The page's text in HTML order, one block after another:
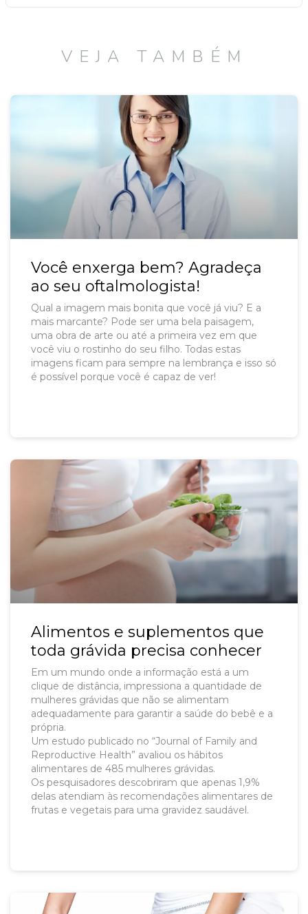
VEJA TAMBÉM
Você enxerga bem? Agradeça
ao seu oftalmologista!
Qual a imagem mais bonita que você já viu? E a
mais marcante? Pode ser uma bela paisagem,
uma obra de arte ou até a primeira vez em que
você viu o rostinho do seu filho. Todas estas
imagens ficam para sempre na lembrança e isso só
é possível porque você é capaz de ver!
Alimentos e suplementos que
toda grávida precisa conhecer
Em um mundo onde a informação está a um
clique de distância, impressiona a quantidade de
mulheres grávidas que não se alimentam
adequadamente para garantir a saúde do bebê e a
própria.
Um estudo publicado no “Journal of Family and
Reproductive Health” avaliou os hábitos
alimentares de 485 mulheres grávidas.
Os pesquisadores descobriram que apenas 1,9%
delas atendiam às recomendações alimentares de
frutas e vegetais para uma gravidez saudável.